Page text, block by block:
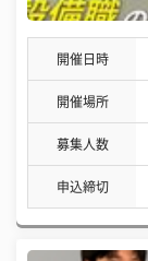
開催日時
開催場所
募集人数
申込締切